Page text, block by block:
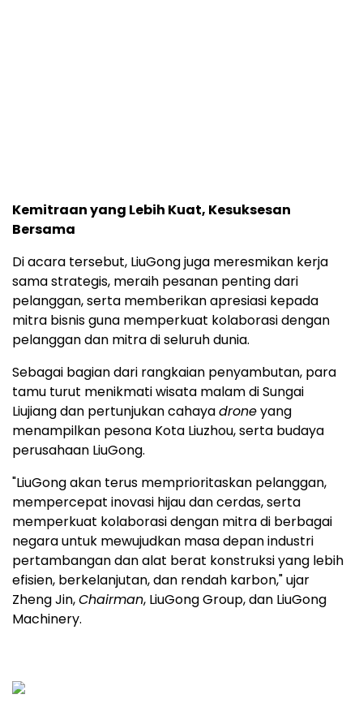
Kemitraan yang Lebih Kuat, Kesuksesan
Bersama
Di acara tersebut, LiuGong juga meresmikan kerja
sama strategis, meraih pesanan penting dari
pelanggan, serta memberikan apresiasi kepada
mitra bisnis guna memperkuat kolaborasi dengan
pelanggan dan mitra di seluruh dunia.
Sebagai bagian dari rangkaian penyambutan, para
tamu turut menikmati wisata malam di Sungai
Liujiang dan pertunjukan cahayadroneyang
menampilkan pesona Kota Liuzhou, serta budaya
perusahaan LiuGong.
"LiuGong akan terus memprioritaskan pelanggan,
mempercepat inovasi hijau dan cerdas, serta
memperkuat kolaborasi dengan mitra di berbagai
negara untuk mewujudkan masa depan industri
pertambangan dan alat berat konstruksi yang lebih
efisien, berkelanjutan, dan rendah karbon," ujar
Zheng Jin,Chairman, LiuGong Group, dan LiuGong
Machinery.